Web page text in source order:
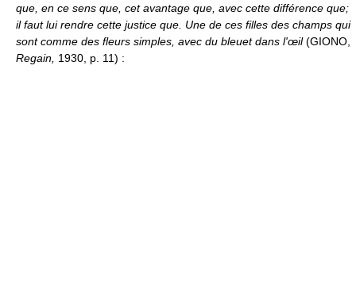
que, en ce sens que, cet avantage que, avec cette différence que;
il faut lui rendre cette justice que. Une de ces filles des champs qui
sont comme des fleurs simples, avec du bleuet dans l'œil(GIONO,
Regain, 1930, p. 11) :